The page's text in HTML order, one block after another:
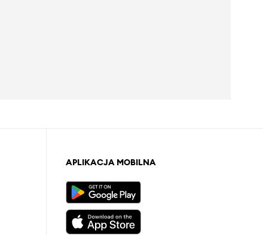
APLIKACJA MOBILNA